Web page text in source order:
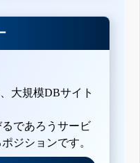
大規模DBサイト
であろうサービ
ジションです。